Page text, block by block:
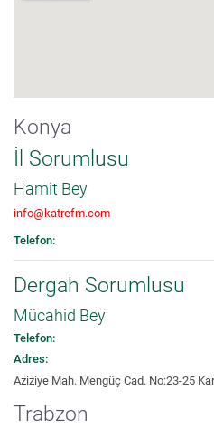
Konya
İl Sorumlusu
Hamit Bey
info@katrefm.com
Telefon:
Dergah Sorumlusu
Mücahid Bey
Telefon:
Adres:
Aziziye Mah. Mengüç Cad. No:23-25
Trabzon